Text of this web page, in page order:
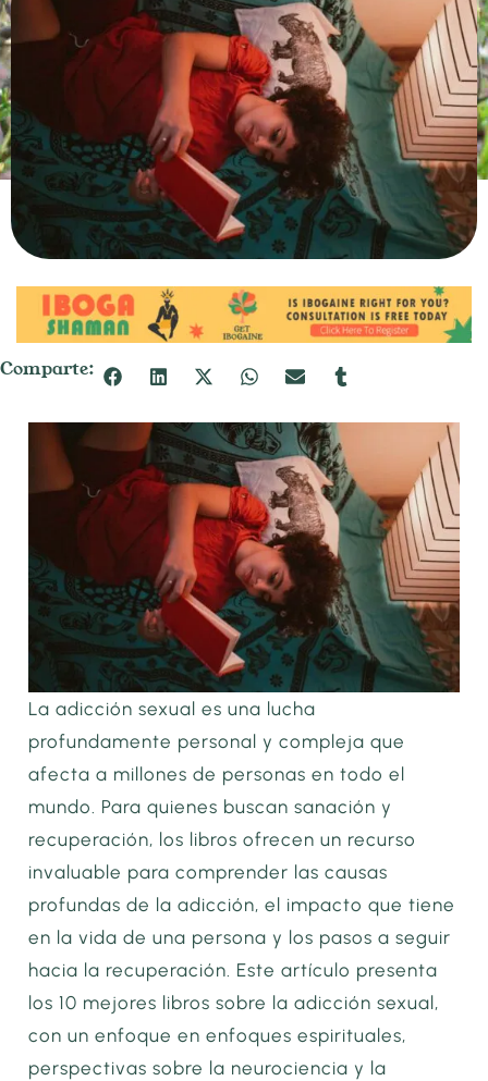
Comparte:
La adicción sexual es una lucha
profundamente personal y compleja que
afecta a millones de personas en todo el
mundo. Para quienes buscan sanación y
recuperación, los libros ofrecen un recurso
invaluable para comprender las causas
profundas de la adicción, el impacto que tiene
en la vida de una persona y los pasos a seguir
hacia la recuperación. Este artículo presenta
los 10 mejores libros sobre la adicción sexual,
con un enfoque en enfoques espirituales,
perspectivas sobre la neurociencia y la